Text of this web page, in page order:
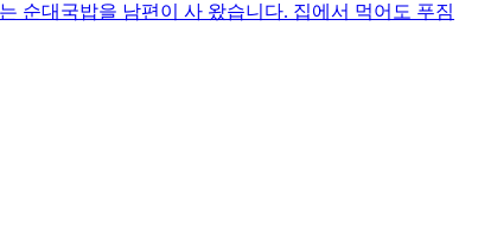
순대국밥을 남편이 사 왔습니다. 집에서 먹어도 푸짐